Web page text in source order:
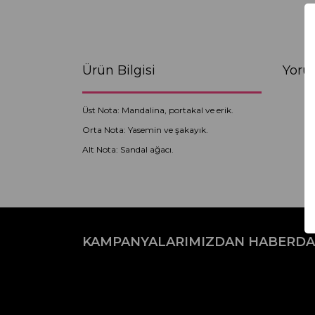
Ürün Bilgisi
Üst Nota: Mandalina, portakal ve erik.
Orta Nota: Yasemin ve şakayık.
Alt Nota: Sandal ağacı.
Bu ürünün fiyat bilgisi, resim, ürün
Görüş ve önerileriniz için teşekkür ederiz.
Ürün resmi kalitesiz, bozuk veya
KAMPANYALARIMIZDAN